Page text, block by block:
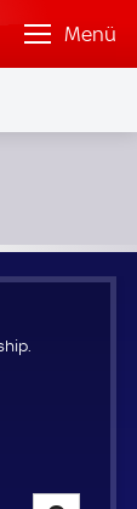
Menü